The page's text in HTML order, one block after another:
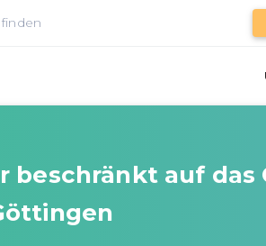
beschränkt auf das